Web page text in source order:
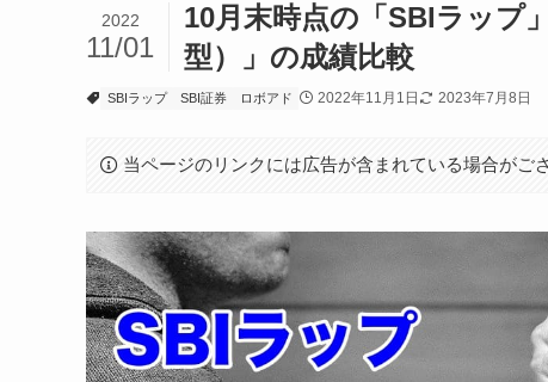
10月末時点の「SBIラップ
型）」の成績比較
2022
11/01
SBIラップ SBI証券 ロボアド 2022年11月1日 2023年7月8日
当ページのリンクには広告が含まれている場合がご